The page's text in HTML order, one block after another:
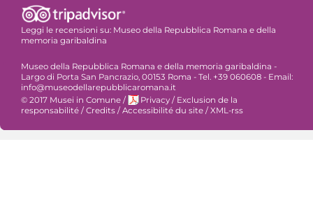
Leggi le recensioni su: Museo della Repubblica Romana e della
memoria garibaldina
Museo della Repubblica Romana e della memoria garibaldina -
Largo di Porta San Pancrazio, 00153 Roma - Tel. +39 060608 - Email:
info@museodellarepubblicaromana.it
© 2017 Musei in Comune / Privacy / Exclusion de la
responsabilité / Credits / Accessibilité du site / XML-rss